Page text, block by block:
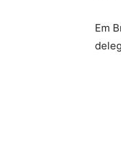
Em